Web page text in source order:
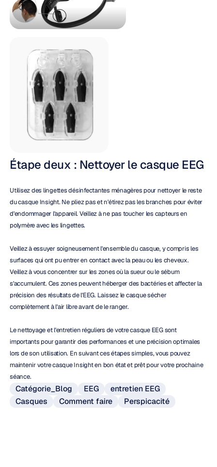
Étape deux : Nettoyer le casque EEG
Utilisez des lingettes désinfectantes ménagères pour nettoyer le reste
du casque Insight. Ne pliez pas et n'étirez pas les branches pour éviter
d'endommager l'appareil. Veillez à ne pas toucher les capteurs en
polymère avec les lingettes.
Veillez à essuyer soigneusement l'ensemble du casque, y compris les
surfaces qui ont pu entrer en contact avec la peau ou les cheveux.
Veillez à vous concentrer sur les zones où la sueur ou le sébum
s'accumulent. Ces zones peuvent héberger des bactéries et affecter la
précision des résultats de l'EEG. Laissez le casque sécher
complètement à l'air libre avant de le ranger.
Le nettoyage et l'entretien réguliers de votre casque EEG sont
importants pour garantir des performances et une précision optimales
lors de son utilisation. En suivant ces étapes simples, vous pouvez
maintenir votre casque Insight en bon état et prêt pour votre prochaine
séance.
Catégorie_Blog EEG
entretien EEG
Casques
Comment faire Perspicacité